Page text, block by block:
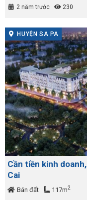
2 năm trước 230
HUYỆN SA PA
Cần tiền kinh
Cai
Bán đất 117m2